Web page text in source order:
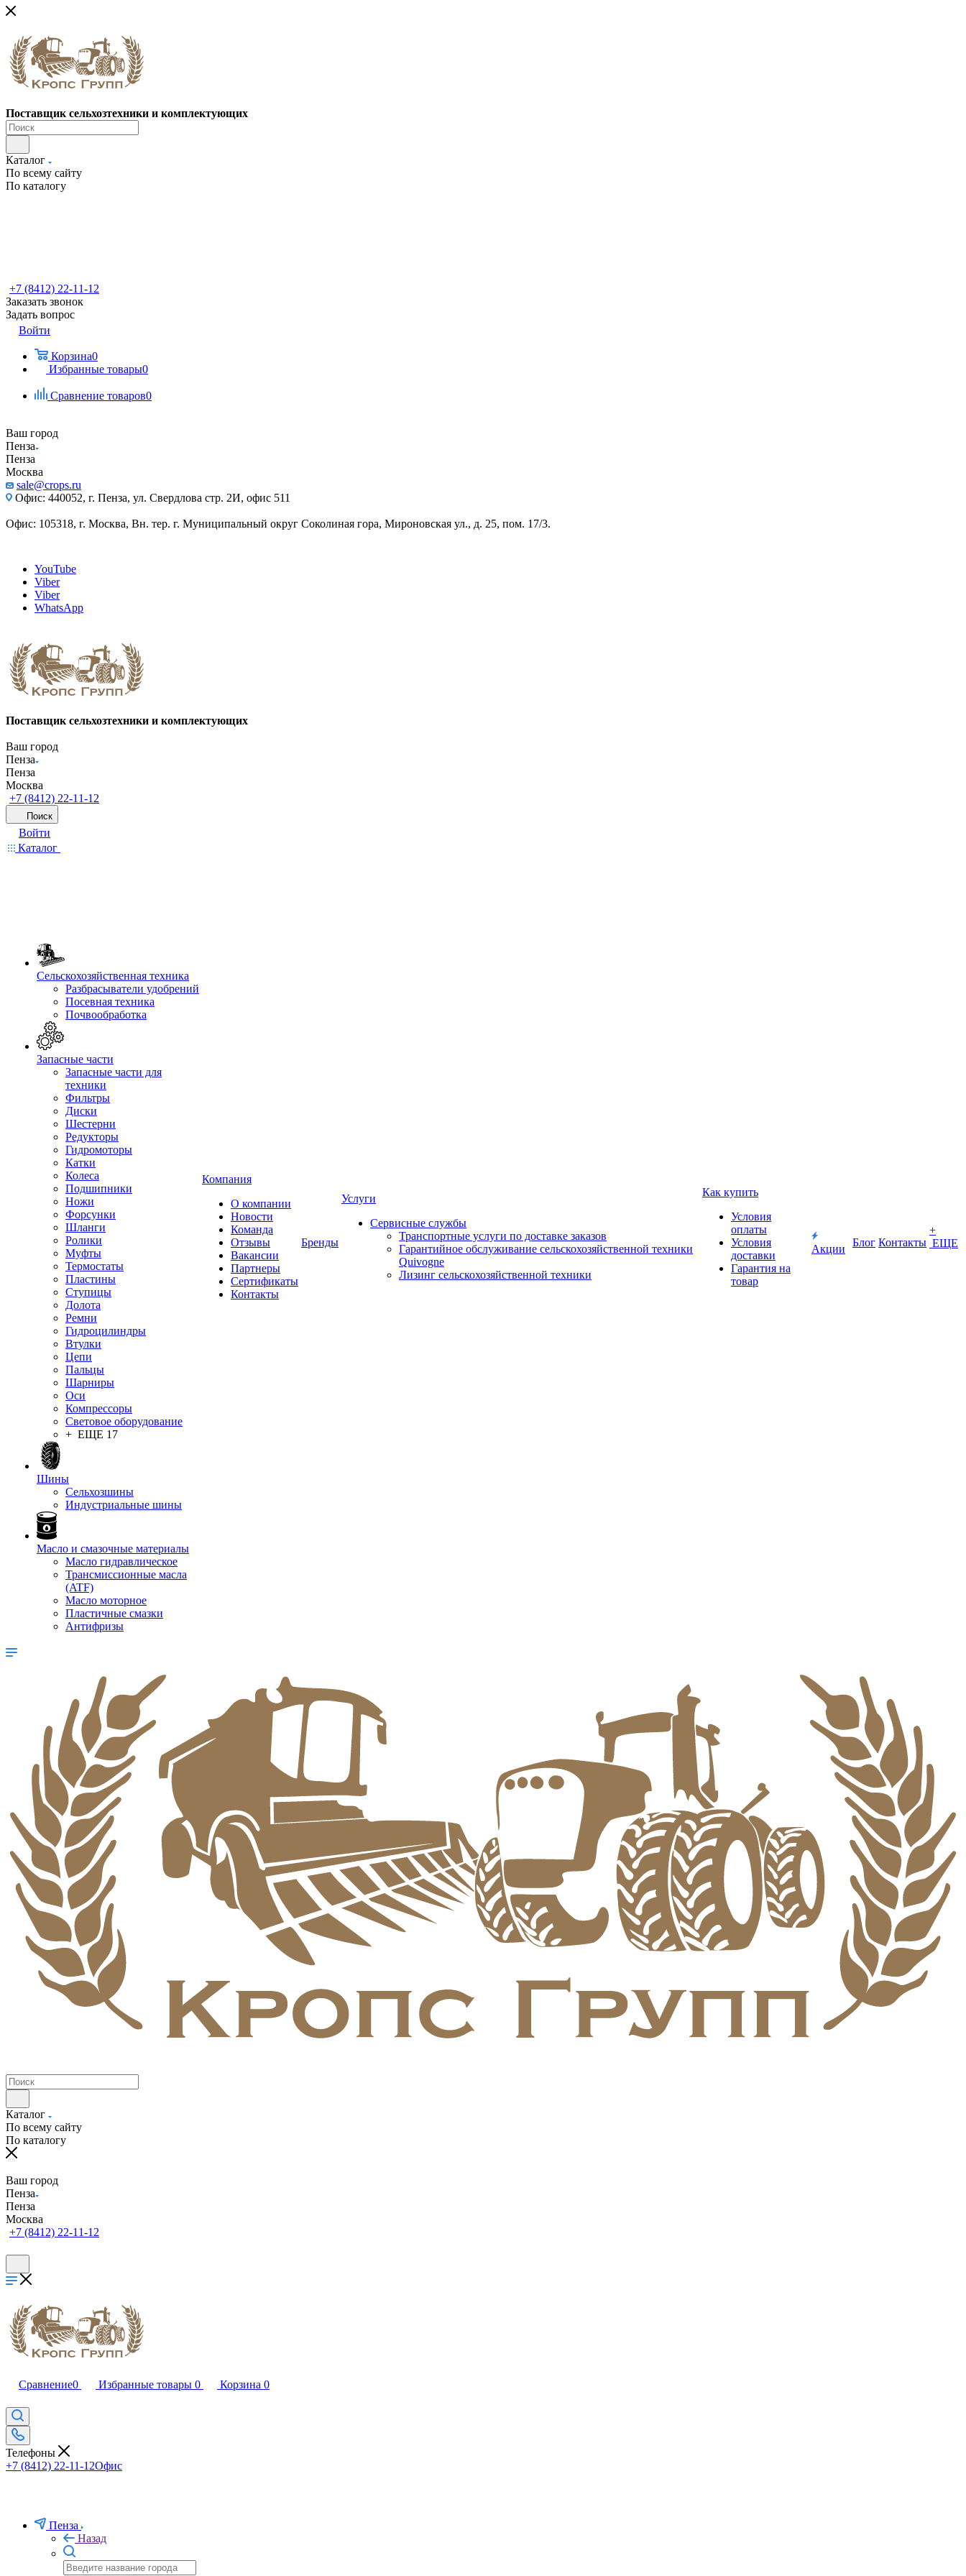
Поставщик сельхозтехники и комплектующих
Каталог
По всему сайту
По каталогу
+7 (8412) 22-11-12
Заказать звонок
Задать вопрос
Войти
Корзина0
Избранные товары0
Сравнение товаров0
Ваш город
Пенза
Пенза
Москва
sale@crops.ru
Офис: 440052, г. Пенза, ул. Свердлова стр. 2И, офис 511
Офис: 105318, г. Москва, Вн. тер. г. Муниципальный округ Соколиная гора, Мироновская ул., д. 25, пом. 17/3.
YouTube
Viber
Viber
WhatsApp
Поставщик сельхозтехники и комплектующих
Ваш город
Пенза
Пенза
Москва
+7 (8412) 22-11-12
Поиск
Войти
Каталог
Сельскохозяйственная техника
Разбрасыватели удобрений
Посевная техника
Почвообработка
Запасные части
Запасные части для
техники
Фильтры
Диски
Шестерни
Редукторы
Гидромоторы
Катки
Колеса
Подшипники
Ножи
Форсунки
Шланги
Ролики
Муфты
Термостаты
Пластины
Ступицы
Долота
Ремни
Гидроцилиндры
Втулки
Цепи
Пальцы
Шарниры
Оси
Компрессоры
Световое оборудование
+ ЕЩЕ 17
Шины
Сельхозшины
Индустриальные шины
Масло и смазочные материалы
Масло гидравлическое
Трансмиссионные масла
(ATF)
Масло моторное
Пластичные смазки
Антифризы
Компания
О компании
Новости
Команда
Отзывы
Вакансии
Партнеры
Сертификаты
Контакты
Бренды
Услуги
Сервисные службы
Транспортные услуги по доставке заказов
Гарантийное обслуживание сельскохозяйственной техники
Quivogne
Лизинг сельскохозяйственной техники
Как купить
Условия
оплаты
Условия
доставки
Гарантия на
товар
Акции
Блог Контакты
+
ЕЩЕ
Каталог
По всему сайту
По каталогу
Ваш город
Пенза
Пенза
Москва
+7 (8412) 22-11-12
Сравнение0 Избранные товары 0 Корзина 0
Телефоны
+7 (8412) 22-11-12Офис
Пенза
Назад